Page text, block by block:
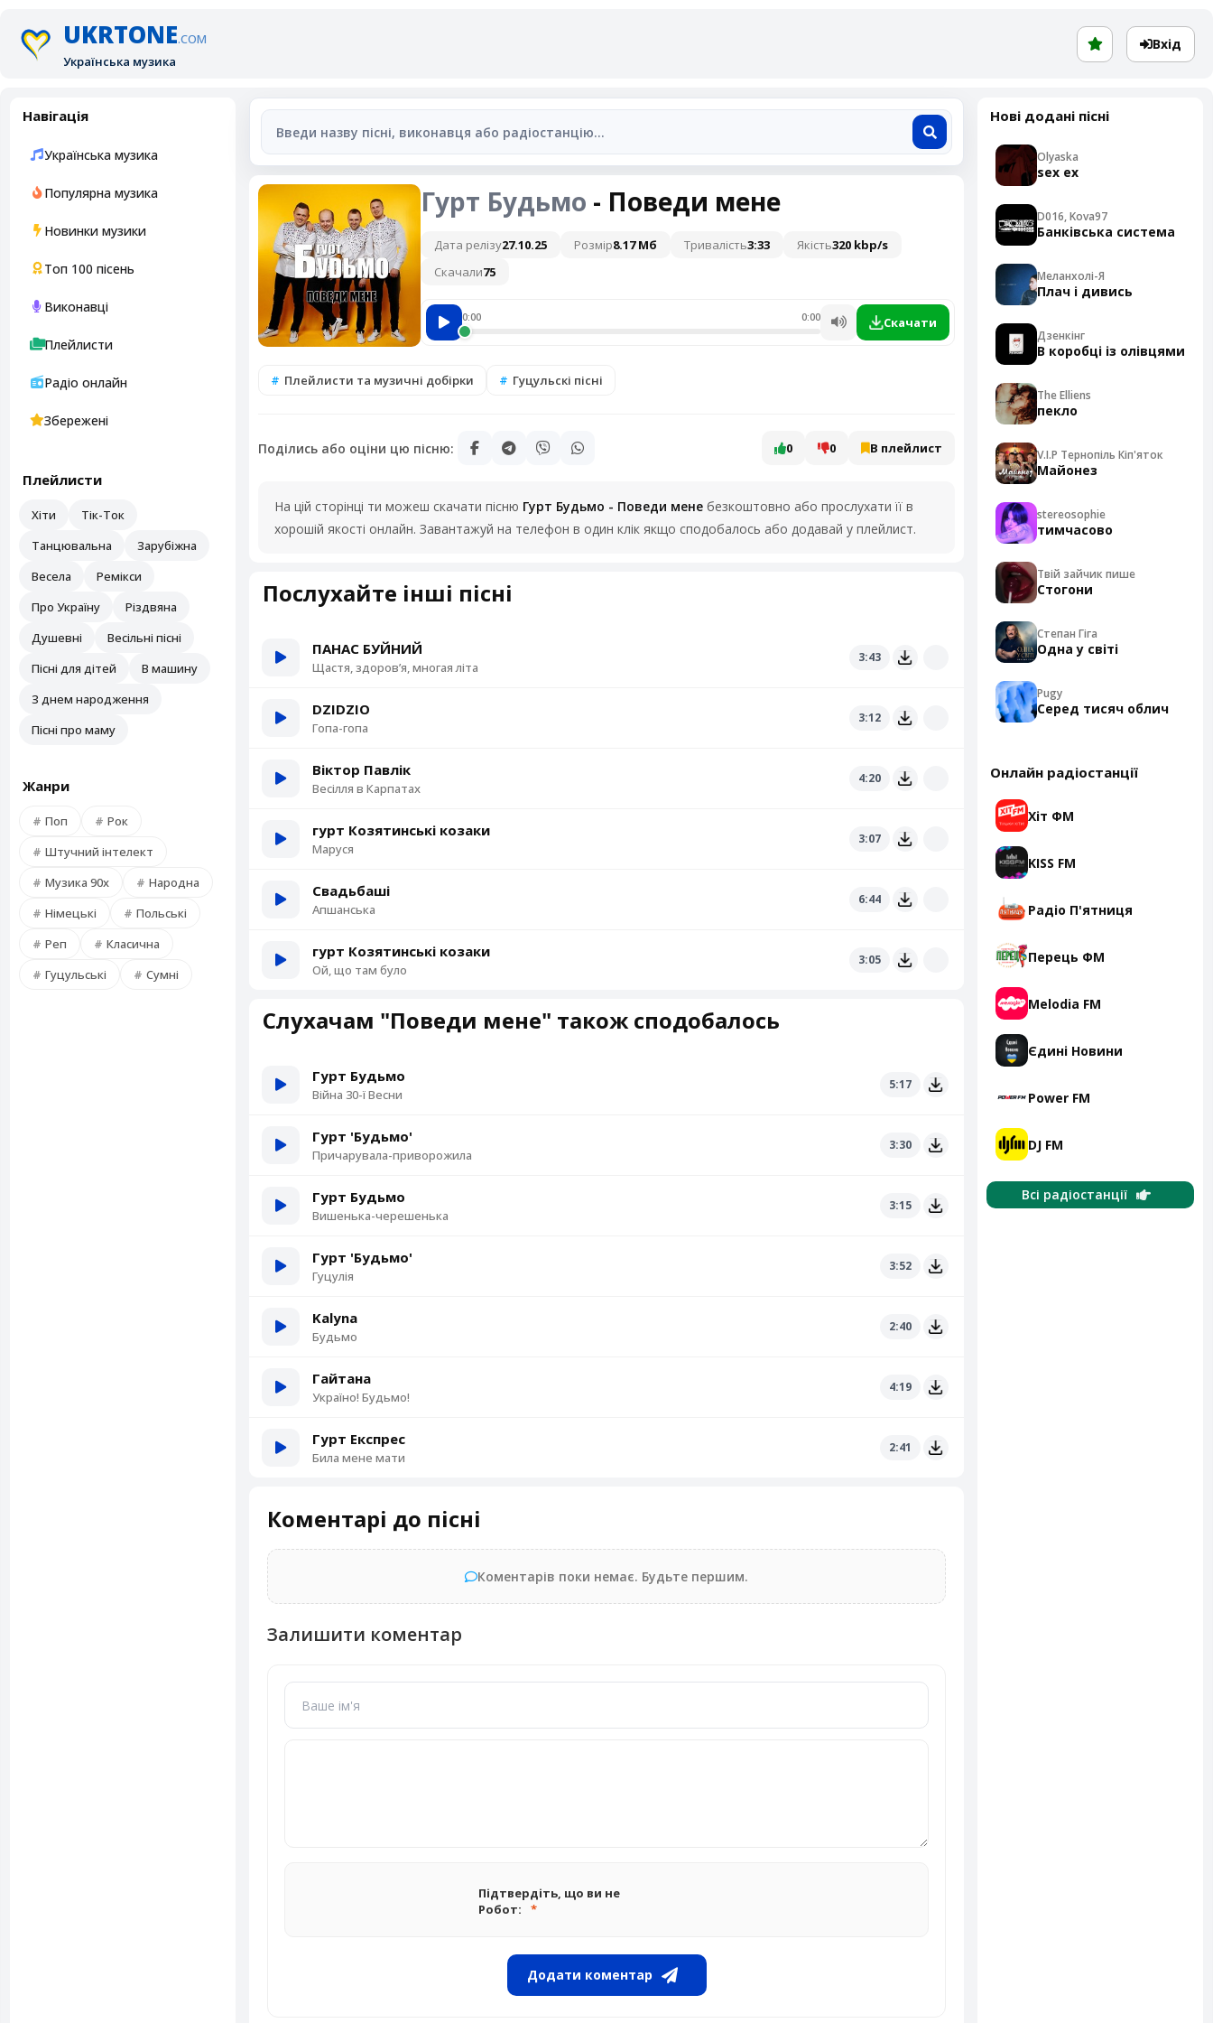
UKRTONE.COM
Українська музика
Вхід
Навігація
Українська музика
Популярна музика
Новинки музики
Топ 100 пісень
Виконавці
Плейлисти
Радіо онлайн
Збережені
Плейлисти
Хіти
Тік-Ток
Танцювальна
Зарубіжна
Весела
Ремікси
Про Україну
Різдвяна
Душевні
Весільні пісні
Пісні для дітей
В машину
З днем народження
Пісні про маму
Жанри
Поп
Рок
Штучний інтелект
Музика 90х
Народна
Німецькі
Польські
Реп
Класична
Гуцульські
Сумні
Гурт Будьмо - Поведи мене
Дата релізу27.10.25 Розмір8.17 Мб Тривалість3:33 Якість320 kbp/s
Скачали75
0:00 0:00 Скачати
Плейлисти та музичні добірки Гуцульскі пісні
Поділись або оціни цю пісню: 0 0 В плейлист
На цій сторінці ти можеш скачати пісню Гурт Будьмо - Поведи мене безкоштовно або прослухати її в
хорошій якості онлайн. Завантажуй на телефон в один клік якщо сподобалось або додавай у плейлист.
Послухайте інші пісні
ПАНАС БУЙНИЙ
Щастя, здоров’я, многая літа
3:43
DZIDZIO
Гопа-гопа
3:12
Віктор Павлік
Весілля в Карпатах
4:20
гурт Козятинські козаки
Маруся
3:07
Свадьбаші
Апшанська
6:44
гурт Козятинські козаки
Ой, що там було
3:05
Слухачам "Поведи мене" також сподобалось
Гурт Будьмо
Війна 30-ї Весни
5:17
Гурт 'Будьмо'
Причарувала-приворожила
3:30
Гурт Будьмо
Вишенька-черешенька
3:15
Гурт 'Будьмо'
Гуцулія
3:52
Kalyna
Будьмо
2:40
Гайтана
Україно! Будьмо!
4:19
Гурт Експрес
Била мене мати
2:41
Коментарі до пісні
Коментарів поки немає. Будьте першим.
Залишити коментар
Підтвердіть, що ви не
Робот:
Додати коментар
Нові додані пісні
Olyaska
sex ex
D016, Kova97
Банківська система
Меланхолі-Я
Плач і дивись
Дзенкінг
В коробці із олівцями
The Elliens
пекло
V.I.P Тернопіль Кіп'яток
Майонез
stereosophie
тимчасово
Твій зайчик пише
Стогони
Степан Гіга
Одна у світі
Pugy
Серед тисяч облич
Онлайн радіостанції
Хіт ФМ
KISS FM
Радіо П'ятниця
Перець ФМ
Melodia FM
Єдині Новини
Power FM
DJ FM
Всі радіостанції